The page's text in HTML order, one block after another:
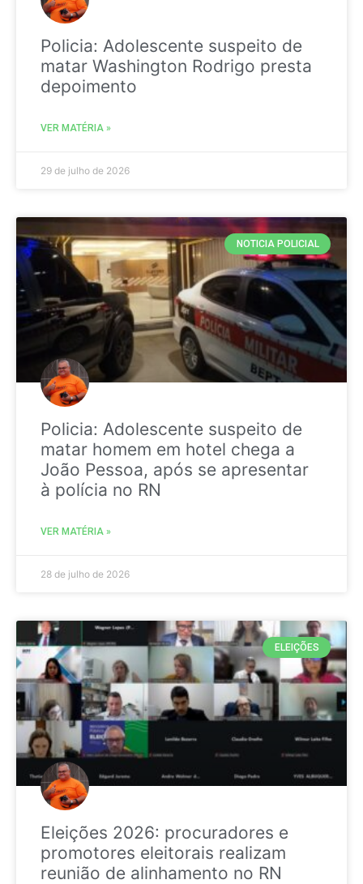
Policia: Adolescente suspeito de
matar Washington Rodrigo presta
depoimento
VER MATÉRIA »
29 de julho de 2026
NOTICIA POLICIAL
Policia: Adolescente suspeito de
matar homem em hotel chega a
João Pessoa, após se apresentar
à polícia no RN
VER MATÉRIA »
28 de julho de 2026
ELEIÇÕES
Eleições 2026: procuradores e
promotores eleitorais realizam
reunião de alinhamento no RN